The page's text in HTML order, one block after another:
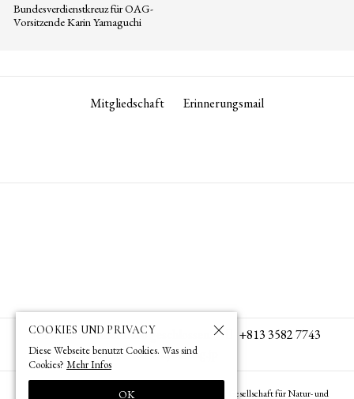
Bundesverdienstkreuz für OAG-
Vorsitzende Karin Yamaguchi
Mitgliedschaft Erinnerungsmail
Heute ist unser Büro geschlossen.
+813 3582 7743
tokyo­@­oag­.­jp
) – 2026 (令和8年 ) by OAG – Deutsche Gesellschaft für Natur- und
COOKIES UND PRIVACY
Diese Webseite benutzt Cookies. Was sind
Cookies? Mehr Infos
OK